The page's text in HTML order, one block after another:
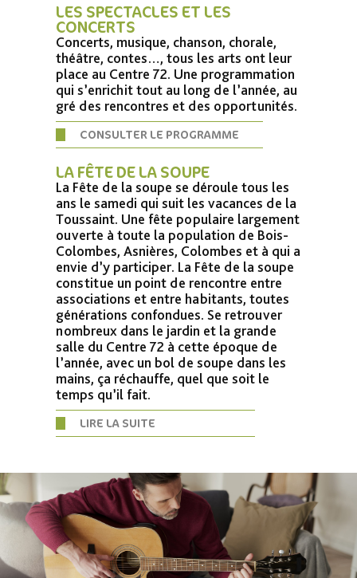
LES SPECTACLES ET LES
CONCERTS
Concerts, musique, chanson, chorale,
théâtre, contes…, tous les arts ont leur
place au Centre 72. Une programmation
qui s’enrichit tout au long de l’année, au
gré des rencontres et des opportunités.
CONSULTER LE PROGRAMME
LA FÊTE DE LA SOUPE
La Fête de la soupe se déroule tous les
ans le samedi qui suit les vacances de la
Toussaint. Une fête populaire largement
ouverte à toute la population de Bois-
Colombes, Asnières, Colombes et à qui a
envie d’y participer. La Fête de la soupe
constitue un point de rencontre entre
associations et entre habitants, toutes
générations confondues. Se retrouver
nombreux dans le jardin et la grande
salle du Centre 72 à cette époque de
l’année, avec un bol de soupe dans les
mains, ça réchauffe, quel que soit le
temps qu’il fait.
LIRE LA SUITE